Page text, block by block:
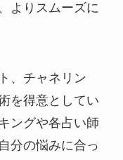
よりスムーズに
、チャネリン
を得意としてい
ングや各占い師
分の悩みに合っ